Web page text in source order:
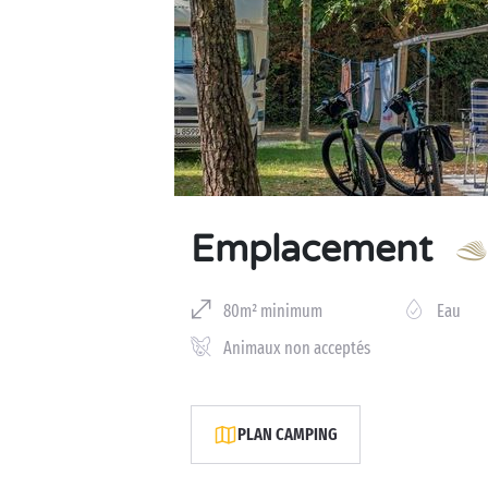
Emplacement
80m² minimum Eau
Animaux non acceptés
PLAN CAMPING
Business Village by Sandaya